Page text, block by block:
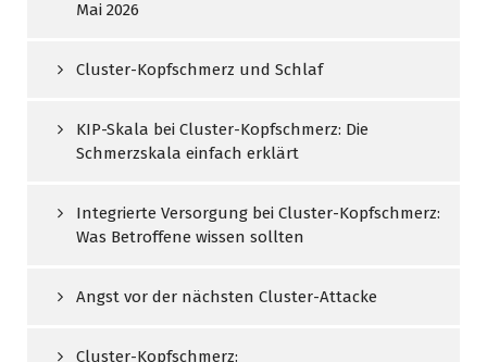
Mai 2026
Cluster-Kopfschmerz und Schlaf
KIP-Skala bei Cluster-Kopfschmerz: Die
Schmerzskala einfach erklärt
Integrierte Versorgung bei Cluster-Kopfschmerz:
Was Betroffene wissen sollten
Angst vor der nächsten Cluster-Attacke
Cluster-Kopfschmerz: